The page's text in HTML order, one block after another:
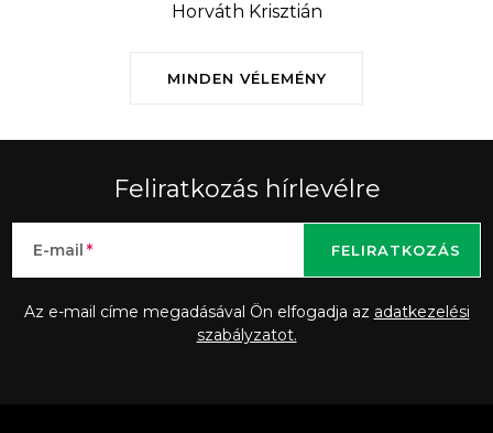
MINDEN VÉLEMÉNY
Horváth Krisztián
Feliratkozás hírlevélre
E-mail
Az e-mail címe megadásával Ön elfogadja az adatkezelési
szabályzatot.
FELIRATKOZÁS